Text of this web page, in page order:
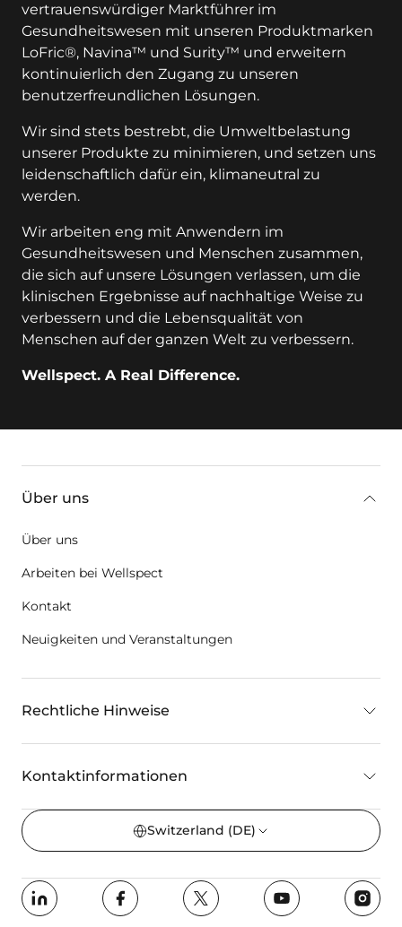
vertrauenswürdiger Marktführer im
Gesundheitswesen mit unseren Produktmarken
LoFric®, Navina™ und Surity™ und erweitern
kontinuierlich den Zugang zu unseren
benutzerfreundlichen Lösungen.
Wir sind stets bestrebt, die Umweltbelastung
unserer Produkte zu minimieren, und setzen uns
leidenschaftlich dafür ein, klimaneutral zu
werden.
Wir arbeiten eng mit Anwendern im
Gesundheitswesen und Menschen zusammen,
die sich auf unsere Lösungen verlassen, um die
klinischen Ergebnisse auf nachhaltige Weise zu
verbessern und die Lebensqualität von
Menschen auf der ganzen Welt zu verbessern.
Wellspect. A Real Difference.
Über uns
Über uns
Arbeiten bei Wellspect
Kontakt
Neuigkeiten und Veranstaltungen
Rechtliche Hinweise
Kontaktinformationen
Switzerland (DE)